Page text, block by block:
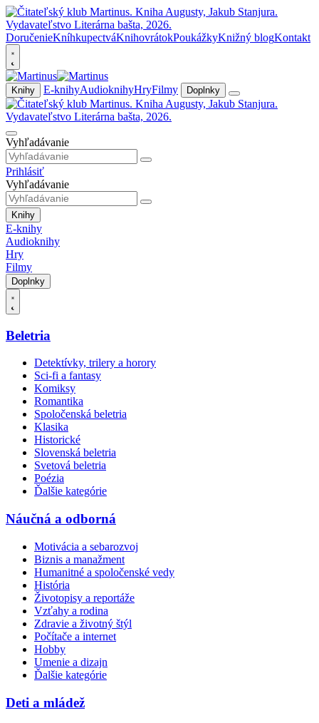
DoručenieKníhkupectváKnihovrátokPoukážkyKnižný blogKontakt
Knihy E-knihyAudioknihyHryFilmy Doplnky
Vyhľadávanie
Prihlásiť
Vyhľadávanie
Knihy
E-knihy
Audioknihy
Hry
Filmy
Doplnky
Beletria
Detektívky, trilery a horory
Sci-fi a fantasy
Komiksy
Romantika
Spoločenská beletria
Klasika
Historické
Slovenská beletria
Svetová beletria
Poézia
Ďalšie kategórie
Náučná a odborná
Motivácia a sebarozvoj
Biznis a manažment
Humanitné a spoločenské vedy
História
Životopisy a reportáže
Vzťahy a rodina
Zdravie a životný štýl
Počítače a internet
Hobby
Umenie a dizajn
Ďalšie kategórie
Deti a mládež